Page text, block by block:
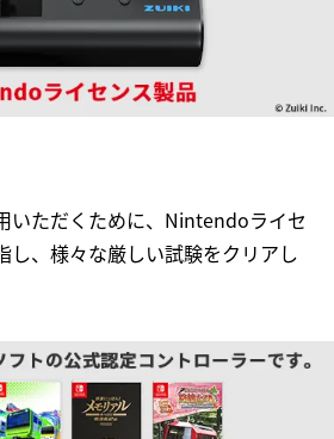
いただくために、Nintendoライセ
し、様々な厳しい試験をクリアし